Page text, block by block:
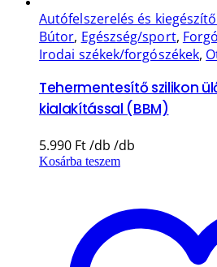
Autófelszerelés és
Bútor, Egészség/sport,
Irodai székek/forgószékek,
Tehermentesítő szilikon
kialakítással (BBM)
5.990 Ft
Kosárba teszem